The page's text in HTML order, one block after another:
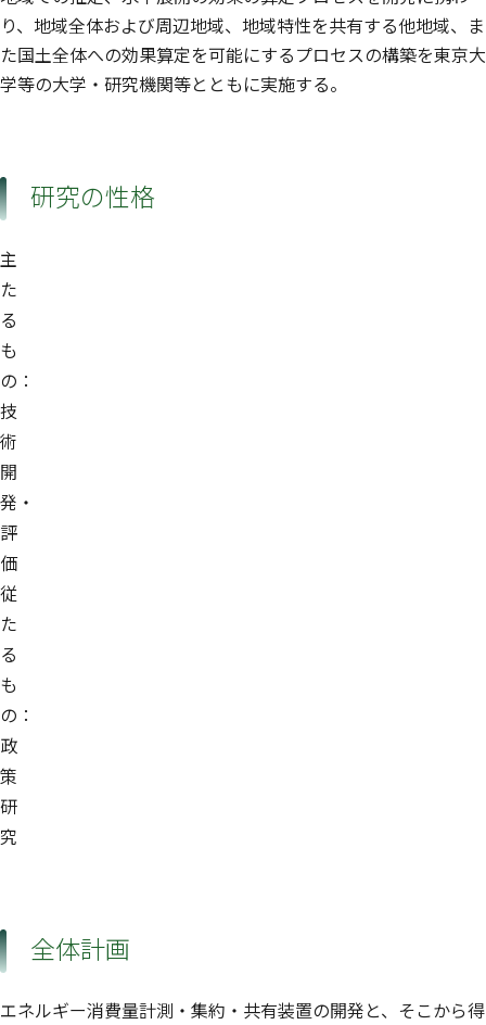
り、地域全体および周辺地域、地域特性を共有する他地域、ま
た国土全体への効果算定を可能にするプロセスの構築を東京大
学等の大学・研究機関等とともに実施する。
研究の性格
主
た
る
も
の：
技
術
開
発・
評
価
従
た
る
も
の：
政
策
研
究
全体計画
エネルギー消費量計測・集約・共有装置の開発と、そこから得